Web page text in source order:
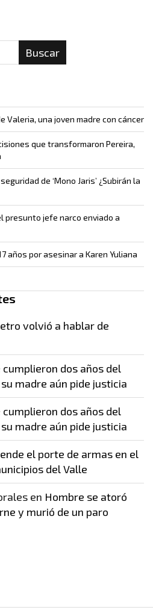
Buscar
Valeria, una joven madre con cáncer
que transformaron Pereira,
de ‘Mono Jaris’ ¿Subirán la
presunto jefe narco enviado a
años por asesinar a Karen Yuliana
volvió a hablar de
cumplieron dos años del
madre aún pide justicia
cumplieron dos años del
madre aún pide justicia
el porte de armas en el
del Valle
en Hombre se atoró
y murió de un paro